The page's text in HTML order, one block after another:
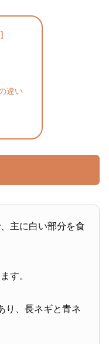
違い
主に白い部分を食
す。
り、長ネギと青ネ